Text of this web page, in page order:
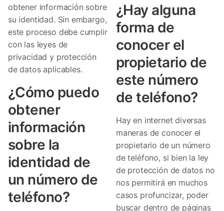
obtener información sobre
su identidad. Sin embargo,
este proceso debe cumplir
con las leyes de
privacidad y protección
de datos aplicables.
¿Cómo puedo
obtener
información
sobre la
identidad de
un número de
teléfono?
¿Hay alguna
forma de
conocer el
propietario de
este número
de teléfono?
Hay en internet diversas
maneras de conocer el
propietario de un número
de teléfono, si bien la ley
de protección de datos no
nos permitirá en muchos
casos profuncizar, poder
buscar dentro de páginas